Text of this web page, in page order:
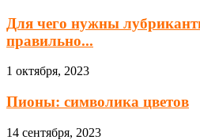
Для чего нужны
правильно...
1 октября, 2023
Пионы: символика цветов
14 сентября, 2023